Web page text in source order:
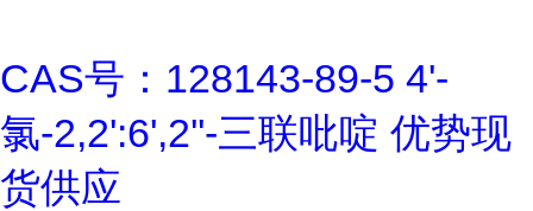
CAS号：128143-89-5 4'-
氯-2,2':6',2''-三联吡啶 优势现
货供应